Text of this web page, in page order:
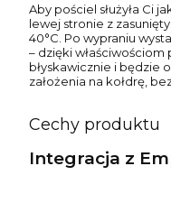
Aby pościel służyła Ci
lewej stronie z
40°C. Po wypraniu
– dzięki
błyskawicznie i będzie
założenia na kołdrę,
Cechy produktu
Integracja z